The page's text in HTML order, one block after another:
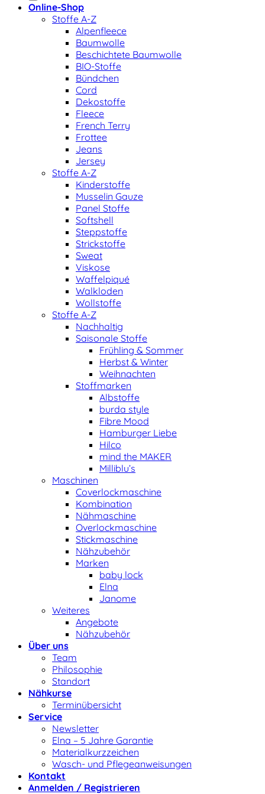
Online-Shop
Stoffe A-Z
Alpenfleece
Baumwolle
Beschichtete Baumwolle
BIO-Stoffe
Bündchen
Cord
Dekostoffe
Fleece
French Terry
Frottee
Jeans
Jersey
Stoffe A-Z
Kinderstoffe
Musselin Gauze
Panel Stoffe
Softshell
Steppstoffe
Strickstoffe
Sweat
Viskose
Waffelpiqué
Walkloden
Wollstoffe
Stoffe A-Z
Nachhaltig
Saisonale Stoffe
Frühling & Sommer
Herbst & Winter
Weihnachten
Stoffmarken
Albstoffe
burda style
Fibre Mood
Hamburger Liebe
Hilco
mind the MAKER
Milliblu’s
Maschinen
Coverlockmaschine
Kombination
Nähmaschine
Overlockmaschine
Stickmaschine
Nähzubehör
Marken
baby lock
Elna
Janome
Weiteres
Angebote
Nähzubehör
Über uns
Team
Philosophie
Standort
Nähkurse
Terminübersicht
Service
Newsletter
Elna – 5 Jahre Garantie
Materialkurzzeichen
Wasch- und Pflegeanweisungen
Kontakt
Anmelden / Registrieren